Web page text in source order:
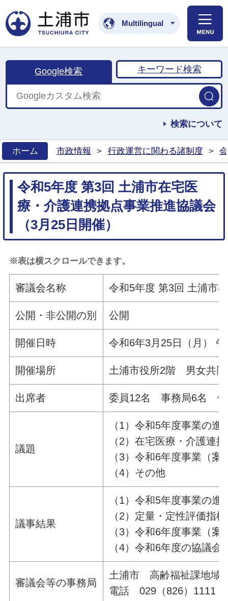
土浦市公式ホームペ
Multilingual
Google検索 キーワード検索
検索について
ホーム
市政情報 > 行政運営に関わる諸制度 >
令和5年度 第3回 土浦市在宅医
療・介護連携拠点事業推進協議会
（3月25日開催）
※表は横スクロールできます。
審議会名称 令和5年度 第3回 土浦市
公開・非公開の別 公開
開催日時 令和6年3月25日（月）
開催場所 土浦市役所2階 男女共同
出席者 委員12名 事務局6名 傍
議題
（1）令和5年度事業の進
（2）在宅医療・介護連
（3）令和6年度事業（案
（4）その他
議事結果
（1）令和5年度事業の
（2）定量・定性評価指
（3）令和6年度事業（
（4）令和6年度の協議
審議会等の事務局
土浦市 高齢福祉課地域
電話 029（826）1111（